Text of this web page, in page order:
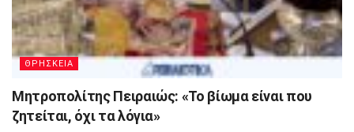
ΘΡΗΣΚΕΙΑ
Μητροπολίτης Πειραιώς: «Το βίωμα είναι που
ζητείται, όχι τα λόγια»